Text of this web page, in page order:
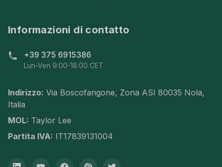
Informazioni di contatto
+39 375 6915386
Lun-Ven 9:00-18:00 CET
Indirizzo: Via Boscofangone, Zona ASI 80035 Nola,
Italia
MOL: Taylor Lee
Partita IVA: IT17839131004